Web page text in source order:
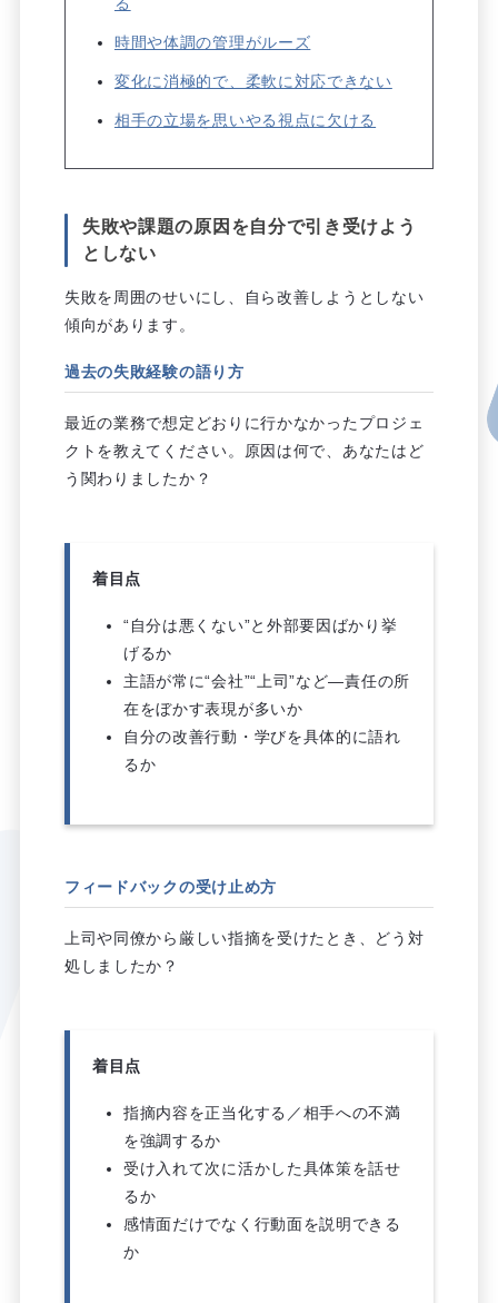
時間や体調の管理がルーズ
変化に消極的で、柔軟に対応できない
相手の立場を思いやる視点に欠ける
失敗や課題の原因を自分で引き受けよう
としない
失敗を周囲のせいにし、自ら改善しようとしない
傾向があります。
過去の失敗経験の語り方
最近の業務で想定どおりに行かなかったプロジェ
クトを教えてください。原因は何で、あなたはど
う関わりましたか？
着目点
“自分は悪くない”と外部要因ばかり挙
げるか
主語が常に“会社”“上司”など―責任の所
在をぼかす表現が多いか
自分の改善行動・学びを具体的に語れ
るか
フィードバックの受け止め方
上司や同僚から厳しい指摘を受けたとき、どう対
処しましたか？
着目点
指摘内容を正当化する／相手への不満
を強調するか
受け入れて次に活かした具体策を話せ
るか
感情面だけでなく行動面を説明できる
か